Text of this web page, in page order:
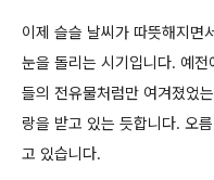
이제 슬슬 날씨가 따뜻해지면
눈을 돌리는 시기입니다. 예
들의 전유물처럼만 여겨졌었
랑을 받고 있는 듯합니다. 오
고 있습니다.